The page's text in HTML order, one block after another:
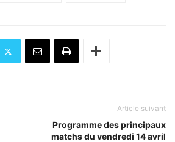
Article suivant
Programme des principaux
matchs du vendredi 14 avril